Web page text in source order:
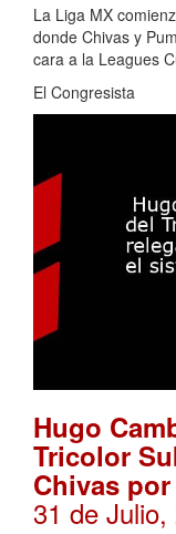
La Liga MX
donde Chivas y
cara a la Leagues
El Congresista
Hugo
Tricolor
Chivas
31 de